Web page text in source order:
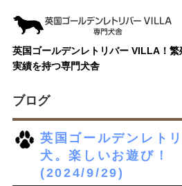
英国ゴールデンレトリバー VILLA！
実績を持つ専門犬舎
HOME
成長記録動画
ブログ
英国ゴールデンレト
犬。楽しいお遊び！
(2024/9/29)